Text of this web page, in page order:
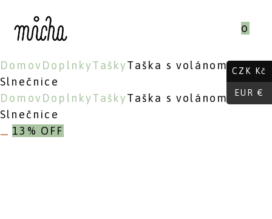
content
0
Domov DoplnkyTaškyTaška s volánom –
Slnečnice
Domov DoplnkyTaškyTaška s volánom –
Slnečnice
13% OFF
CZK Kč
EUR €